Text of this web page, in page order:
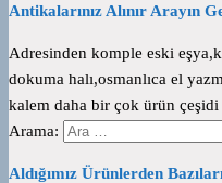
Antikalarınız Alınır Arayın
Adresinden komple eski
dokuma halı,osmanlıca el
kalem daha bir çok ürün
Arama:
Aldığımız Ürünlerden